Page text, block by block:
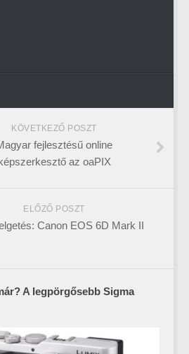
KÖVETKEZŐ POSZT
fejlesztésű online
az oaPIX
ELŐZŐ POSZT
Canon EOS 6D Mark II
A legpörgősebb Sigma